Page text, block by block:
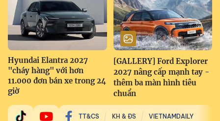
Hyundai Elantra 2027
"cháy hàng" với hơn
11.000 đơn bán xe trong 24
giờ
[GALLERY] Ford Explorer
2027 nâng cấp mạnh tay -
thêm ba màn hình tiêu
chuẩn
TT&CS KH & ĐS VIETNAMDAILY